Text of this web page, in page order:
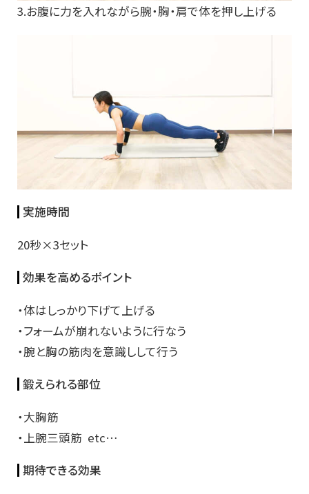
3.お腹に力を入れながら腕・胸・肩で体を押し上げる
実施時間
20秒×3セット
効果を高めるポイント
・体はしっかり下げて上げる
・フォームが崩れないように行なう
・腕と胸の筋肉を意識しして行う
鍛えられる部位
・大胸筋
・上腕三頭筋 etc…
期待できる効果